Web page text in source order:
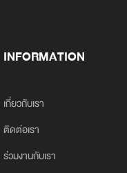
INFORMATION
เกี่ยวกับเรา
ติดต่อเรา
ร่วมงานกับเรา